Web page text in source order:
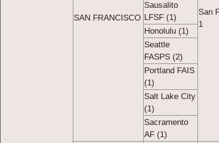
SAN FRANCISCO
San
1
Sausalito
LFSF (1)
Honolulu (1)
Seattle
FASPS (2)
Portland FAIS
(1)
Salt Lake City
(1)
Sacramento
AF (1)